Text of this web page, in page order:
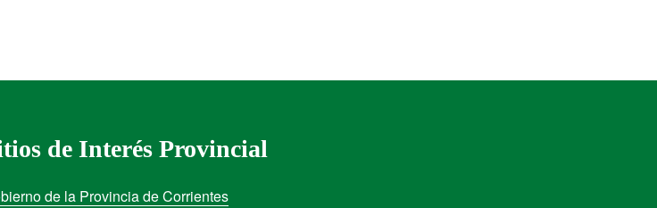
de Interés Provincial
de la Provincia de Corrientes